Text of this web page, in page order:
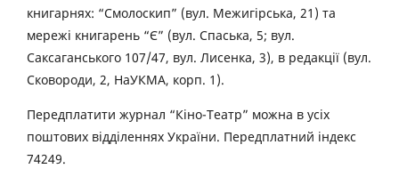
книгарнях: “Смолоскип” (вул. Межигірська, 21) та
мережі книгарень “Є” (вул. Спаська, 5; вул.
Саксаганського 107/47, вул. Лисенка, 3), в редакції (вул.
Сковороди, 2, НаУКМА, корп. 1).
Передплатити журнал “Кіно-Театр” можна в усіх
поштових відділеннях України. Передплатний індекс
74249.